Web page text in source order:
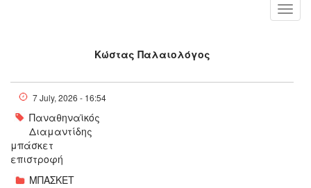
Κώστας Παλαιολόγος
7 July, 2026 - 16:54
Παναθηναϊκός
Διαμαντίδης
μπάσκετ
επιστροφή
ΜΠΑΣΚΕΤ